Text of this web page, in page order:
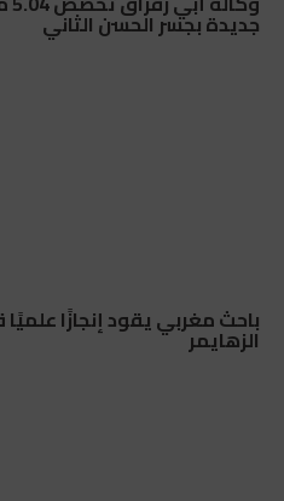
جديدة بجسر الحسن الثاني
باحث مغربي يقود إنجازًا
الزهايمر